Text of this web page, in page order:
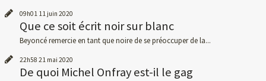
09h01 11 juin 2020
Que ce soit écrit noir sur blanc
Beyoncé remercie en tant que noire de se préoccuper de la...
22h58 21 mai 2020
De quoi Michel Onfray est-il le gag